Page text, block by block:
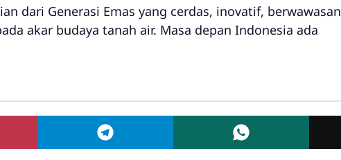
dari Generasi Emas yang cerdas, inovatif, berwawasan
akar budaya tanah air. Masa depan Indonesia ada